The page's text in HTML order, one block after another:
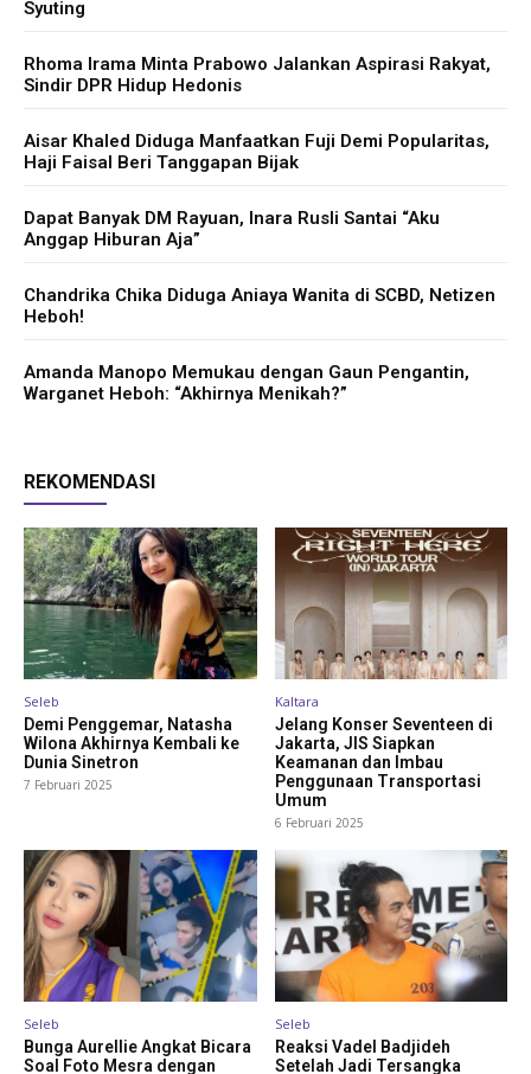
Syuting
Rhoma Irama Minta Prabowo Jalankan Aspirasi Rakyat,
Sindir DPR Hidup Hedonis
Aisar Khaled Diduga Manfaatkan Fuji Demi Popularitas,
Haji Faisal Beri Tanggapan Bijak
Dapat Banyak DM Rayuan, Inara Rusli Santai “Aku
Anggap Hiburan Aja”
Chandrika Chika Diduga Aniaya Wanita di SCBD, Netizen
Heboh!
Amanda Manopo Memukau dengan Gaun Pengantin,
Warganet Heboh: “Akhirnya Menikah?”
REKOMENDASI
Seleb
Demi Penggemar, Natasha
Wilona Akhirnya Kembali ke
Dunia Sinetron
7 Februari 2025
Kaltara
Jelang Konser Seventeen di
Jakarta, JIS Siapkan
Keamanan dan Imbau
Penggunaan Transportasi
Umum
6 Februari 2025
Seleb
Bunga Aurellie Angkat Bicara
Soal Foto Mesra dengan
Seleb
Reaksi Vadel Badjideh
Setelah Jadi Tersangka